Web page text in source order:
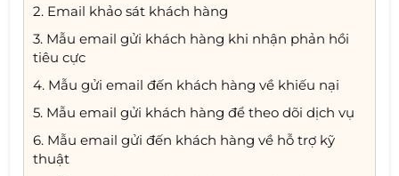
2. Email khảo sát khách hàng
3. Mẫu email gửi khách hàng khi nhận phản hồi
tiêu cực
4. Mẫu gửi email đến khách hàng về khiếu nại
5. Mẫu email gửi khách hàng để theo dõi dịch vụ
6. Mẫu email gửi đến khách hàng về hỗ trợ kỹ
thuật